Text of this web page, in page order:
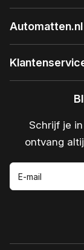
Automatten.nl
Schrijf je
ontvang
E-mail